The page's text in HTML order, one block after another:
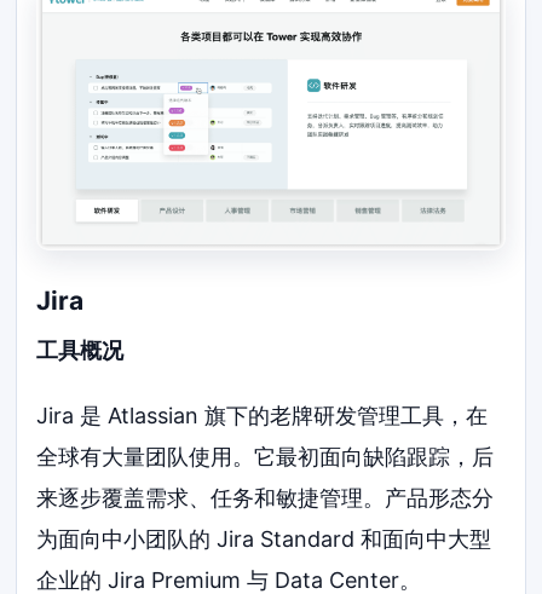
Jira
工具概况
Jira 是 Atlassian 旗下的老牌研发管理工具，在
全球有大量团队使用。它最初面向缺陷跟踪，后
来逐步覆盖需求、任务和敏捷管理。产品形态分
为面向中小团队的 Jira Standard 和面向中大型
企业的 Jira Premium 与 Data Center。